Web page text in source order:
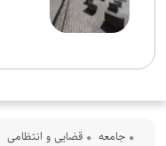
جامعه قضایی و انتظامی